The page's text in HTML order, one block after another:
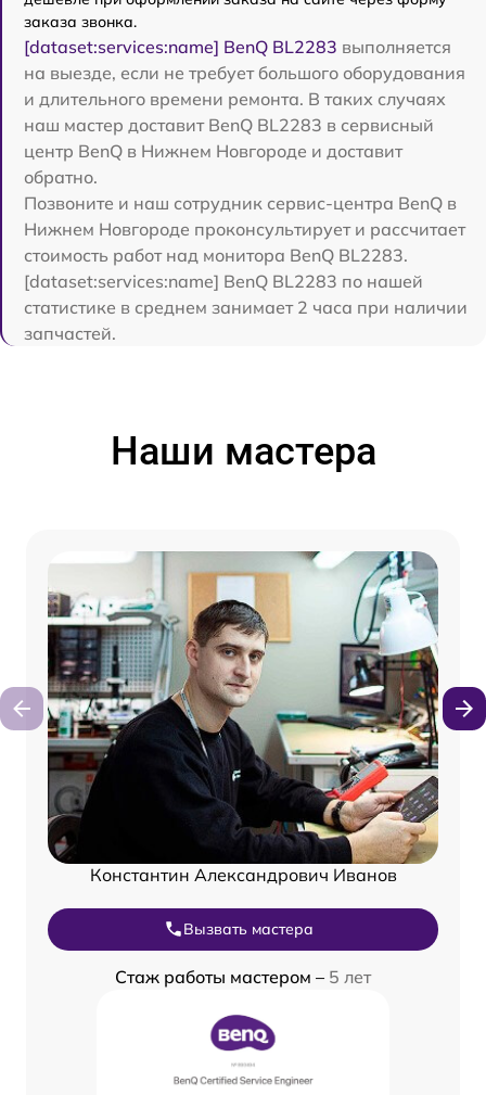
заказа звонка.
[dataset:services:name] BenQ BL2283 выполняется
на выезде, если не требует большого оборудования
и длительного времени ремонта. В таких случаях
наш мастер доставит BenQ BL2283 в сервисный
центр BenQ в Нижнем Новгороде и доставит
обратно.
Позвоните и наш сотрудник сервис-центра BenQ в
Нижнем Новгороде проконсультирует и рассчитает
стоимость работ над монитора BenQ BL2283.
[dataset:services:name] BenQ BL2283 по нашей
статистике в среднем занимает 2 часа при наличии
запчастей.
Наши мастера
Константин Александрович Иванов
Вызвать мастера
Стаж работы мастером – 5 лет